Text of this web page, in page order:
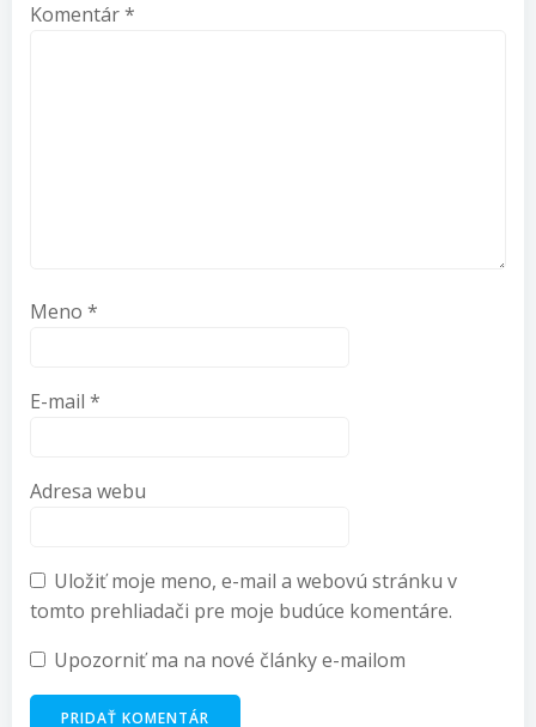
Komentár*
Meno *
E-mail *
Adresa webu
Uložiť moje meno, e-mail a webovú stránku v
tomto prehliadači pre moje budúce komentáre.
Upozorniť ma na nové články e-mailom